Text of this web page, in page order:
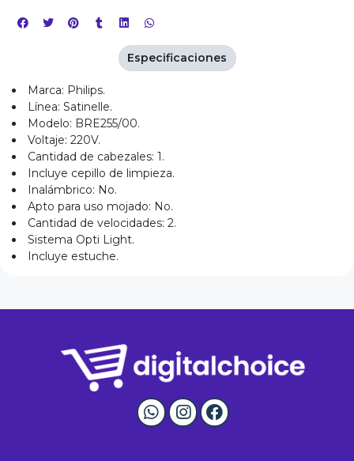
Marca: Philips.
Línea: Satinelle.
Modelo: BRE255/00.
Voltaje: 220V.
Cantidad de cabezales: 1.
Incluye cepillo de limpieza.
Inalámbrico: No.
Apto para uso mojado: No.
Cantidad de velocidades: 2.
Sistema Opti Light.
Incluye estuche.
Especificaciones